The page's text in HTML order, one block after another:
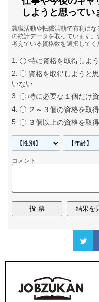
しようと思ってい
就職活動や転職活動で有利に
の統計データを取っています
考えている資格数を選択してく
特に資格を取得しよ
資格を取得しようと
いない
特に必要な１個だけ
２～３個の資格を取
３個以上の資格を取
コメント